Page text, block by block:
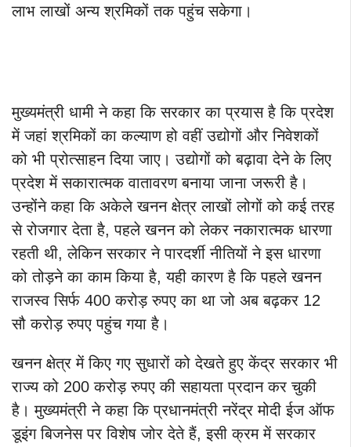
लाभ लाखों अन्य श्रमिकों तक पहुंच सकेगा।
मुख्यमंत्री धामी ने कहा कि सरकार का प्रयास है कि प्रदेश
में जहां श्रमिकों का कल्याण हो वहीं उद्योगों और निवेशकों
को भी प्रोत्साहन दिया जाए। उद्योगों को बढ़ावा देने के लिए
प्रदेश में सकारात्मक वातावरण बनाया जाना जरूरी है।
उन्होंने कहा कि अकेले खनन क्षेत्र लाखों लोगों को कई तरह
से रोजगार देता है, पहले खनन को लेकर नकारात्मक धारणा
रहती थी, लेकिन सरकार ने पारदर्शी नीतियों ने इस धारणा
को तोड़ने का काम किया है, यही कारण है कि पहले खनन
राजस्व सिर्फ 400 करोड़ रुपए का था जो अब बढ़कर 12
सौ करोड़ रुपए पहुंच गया है।
खनन क्षेत्र में किए गए सुधारों को देखते हुए केंद्र सरकार भी
राज्य को 200 करोड़ रुपए की सहायता प्रदान कर चुकी
है। मुख्यमंत्री ने कहा कि प्रधानमंत्री नरेंद्र मोदी ईज ऑफ
डूइंग बिजनेस पर विशेष जोर देते हैं, इसी क्रम में सरकार